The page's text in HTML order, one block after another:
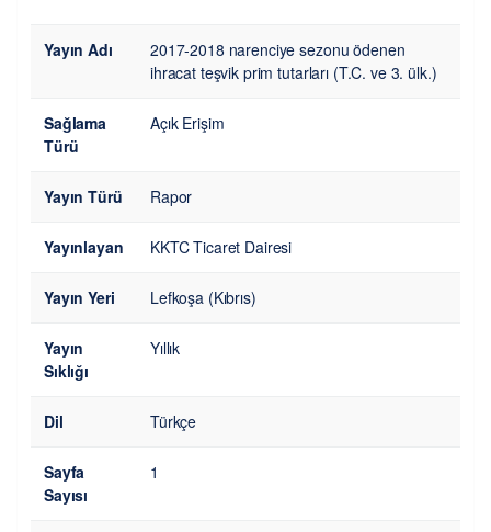
Yayın Adı
2017-2018 narenciye sezonu ödenen
ihracat teşvik prim tutarları (T.C. ve 3. ülk.)
Sağlama
Türü
Açık Erişim
Yayın Türü Rapor
Yayınlayan KKTC Ticaret Dairesi
Yayın Yeri Lefkoşa (Kıbrıs)
Yayın
Sıklığı
Yıllık
Dil Türkçe
Sayfa
Sayısı
1